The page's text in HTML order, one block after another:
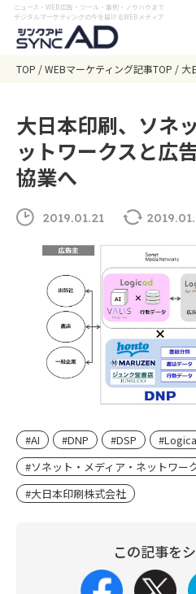
ニュース・WEB広告・ツール・事例・ノウハウまで
デジタルマーケティングの今を届けるWEBメディア
TOP WEBマーケティング記事TOP 大
大日本印刷、ソネ
ットワークスと広
協業へ
2019.01.21
#AI #DNP #DSP
#ソネット・メディア・ネットワー
#大日本印刷株式会社
この記事を